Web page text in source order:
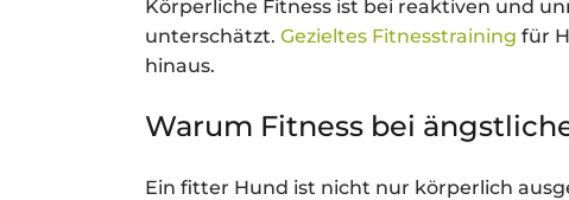
Körperliche Fitness ist bei reaktiven und
unterschätzt. Gezieltes Fitnesstraining für
hinaus.
Warum Fitness bei
Ein fitter Hund ist nicht nur körperlich